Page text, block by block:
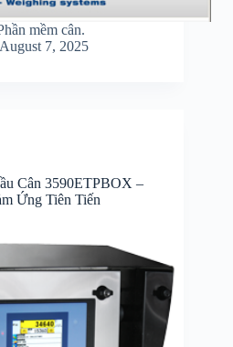
mềm cân.
August 7, 2025
Cân 3590ETPBOX –
Ứng Tiên Tiến